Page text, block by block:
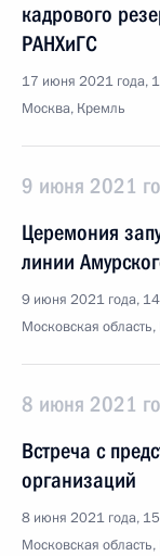
кадрового
РАНХиГС
17 июня 2021 года,
Москва, Кремль
9 июня 2021
Церемония
линии
9 июня 2021 года,
Московская
8 июня 2021
Встреча с
организаций
8 июня 2021 года,
Московская